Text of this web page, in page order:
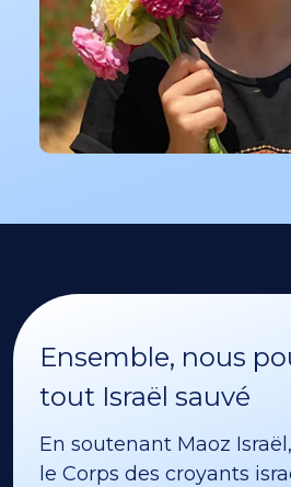
Ensemble, nous
tout Israël sauvé
En soutenant Maoz
le Corps des croyants